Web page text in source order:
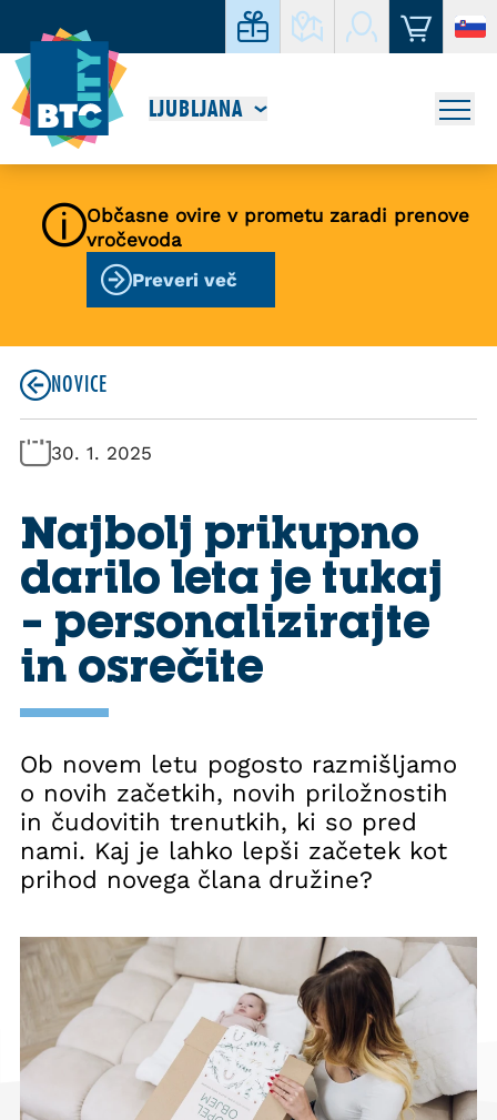
LJUBLJANA
Občasne ovire v prometu zaradi prenove
vročevoda
Preveri več
NOVICE
30. 1. 2025
Najbolj prikupno
darilo leta je tukaj
– personalizirajte
in osrečite
Ob novem letu pogosto razmišljamo
o novih začetkih, novih priložnostih
in čudovitih trenutkih, ki so pred
nami. Kaj je lahko lepši začetek kot
prihod novega člana družine?